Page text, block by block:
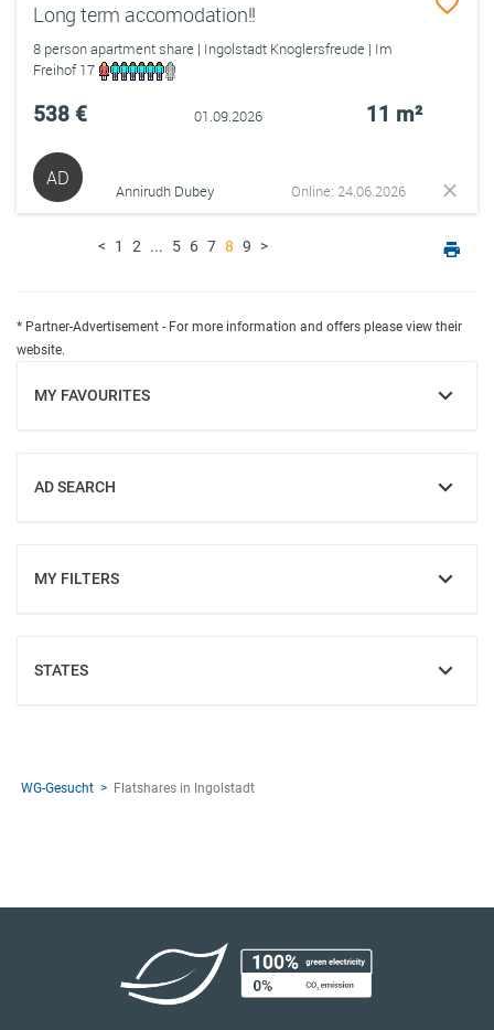
Long term accomodation!!
8 person apartment share | Ingolstadt Knoglersfreude | Im
Freihof 17
538 € 01.09.2026 11 m²
AD
Annirudh Dubey Online: 24.06.2026
< 1 2 ... 5 6 7 8 9 >
* Partner-Advertisement - For more information and offers please view their
website.
MY FAVOURITES
SHOW
AD SEARCH
SHOW
MY FILTERS
SHOW
STATES
SHOW
WG-Gesucht Flatshares in Ingolstadt